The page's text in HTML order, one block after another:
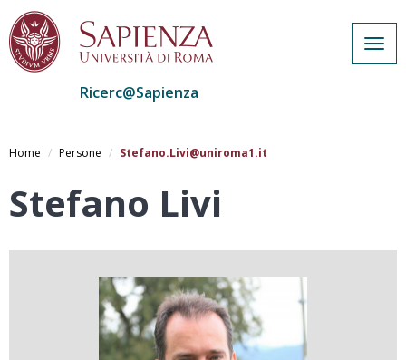
al
Ricerc@Sapienza
Home Persone Stefano.Livi@uniroma1.it
Stefano Livi